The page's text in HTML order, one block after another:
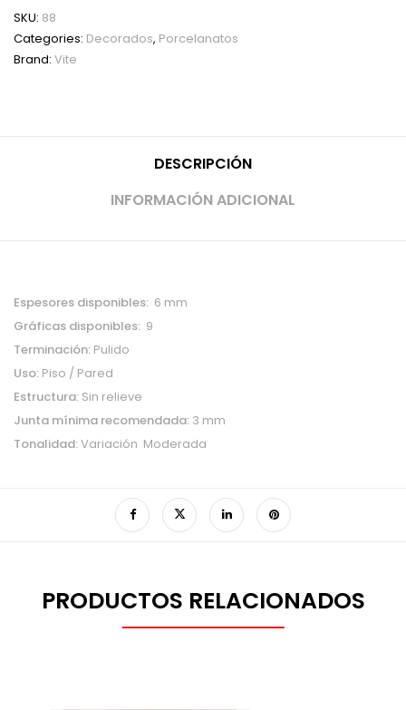
SKU: 88
Categories: Decorados, Porcelanatos
Brand: Vite
DESCRIPCIÓN
INFORMACIÓN ADICIONAL
Espesores disponibles: 6 mm
Gráficas disponibles: 9
Terminación: Pulido
Uso: Piso / Pared
Estructura: Sin relieve
Junta mínima recomendada: 3 mm
Tonalidad:Variación Moderada
PRODUCTOS RELACIONADOS